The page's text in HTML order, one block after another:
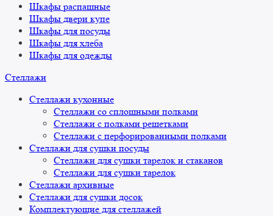
Шкафы распашные
Шкафы двери купе
Шкафы для посуды
Шкафы для хлеба
Шкафы для одежды
Стеллажи
Стеллажи кухонные
Стеллажи со сплошными полками
Стеллажи с полками решетками
Стеллажи с перфорированными полками
Стеллажи для сушки посуды
Стеллажи для сушки тарелок и стаканов
Стеллажи для сушки тарелок
Стеллажи архивные
Стеллажи для сушки досок
Комплектующие для стеллажей